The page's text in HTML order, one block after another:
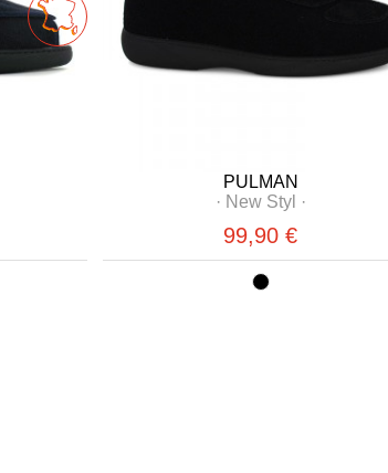
PULMAN
· New Styl ·
99,90 €